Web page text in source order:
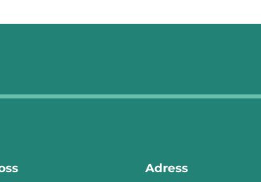
Adress